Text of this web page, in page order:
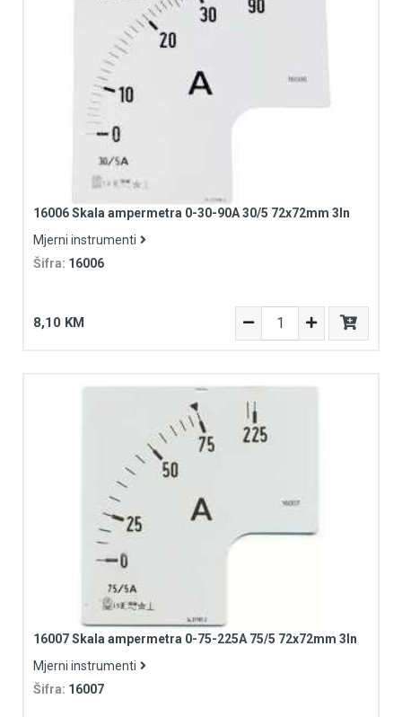
16006 Skala ampermetra 0-30-90A 30/5 72x72mm 3In
Mjerni instrumenti
Šifra: 16006
8,10 KM
16007 Skala ampermetra 0-75-225A 75/5 72x72mm 3In
Mjerni instrumenti
Šifra: 16007